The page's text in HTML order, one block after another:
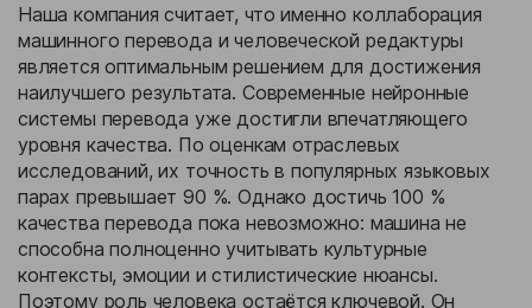
Наша компания считает, что именно коллаборация
машинного перевода и человеческой редактуры
является оптимальным решением для достижения
наилучшего результата. Современные нейронные
системы перевода уже достигли впечатляющего
уровня качества. По оценкам отраслевых
исследований, их точность в популярных языковых
парах превышает 90 %. Однако достичь 100 %
качества перевода пока невозможно: машина не
способна полноценно учитывать культурные
контексты, эмоции и стилистические нюансы.
Поэтому роль человека остаётся ключевой. Он